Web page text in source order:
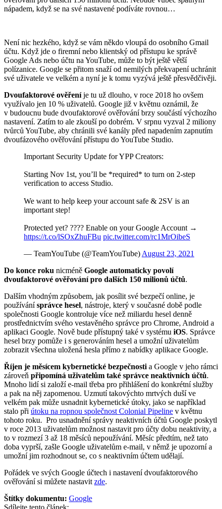
nápadem, když se na své nastavené podíváte rovnou…
Není nic hezkého, když se vám někdo vloupá do osobního Gmail
účtu. Když jde o firemní nebo klientský od přístupu ke správě
Google Ads nebo účtu na YouTube, může to být ještě větší
polízanice. Google se přitom snaží od nemilých překvapení uchránit
své uživatele ve velkém a nyní je k tomu vyzývá ještě přesvědčivěji.
Dvoufaktorové ověřeníje tu už dlouho, v roce 2018 ho ovšem
využívalo jen 10 % uživatelů. Google již v květnu oznámil, že
v budoucnu bude dvoufaktorové ověřování brzy součástí výchozího
nastavení. Zatím to ale zkouší po dobrém. V srpnu vyzval 2 miliony
tvůrců YouTube, aby chránili své kanály před napadením zapnutím
dvoufázového ověřování přístupu do YouTube Studio.
Important Security Update for YPP Creators:
Starting Nov 1st, you’ll be *required* to turn on 2-step
verification to access Studio.
We want to help keep your account safe & 2SV is an
important step!
Protected yet? ???? Enable on your Google Account →
https://t.co/lSOxZhuFBu pic.twitter.com/rc1MrOibeS
— TeamYouTube (@TeamYouTube)August 23, 2021
Do konce roku nicméně Google automaticky povolí
dvoufaktorové ověřování pro dalších 150 milionů účtů.
Dalším vhodným způsobem, jak posílit své bezpečí online, je
používánísprávce hesel, nástroje, který v současné době podle
společnosti Google kontroluje více než miliardu hesel denně
prostřednictvím svého vestavěného správce pro Chrome, Android a
aplikaci Google. Nově bude přístupný také v systému iOS. Správce
hesel brzy pomůže i s generováním hesel a umožní uživatelům
zobrazit všechna uložená hesla přímo z nabídky aplikace Google.
Říjen je měsícem kybernetické bezpečnostia Google v jeho rámci
zároveň připomíná uživatelům také správce neaktivních účtů.
Mnoho lidí si založí e-mail třeba pro přihlášení do konkrétní služby
a pak na něj zapomenou. Uzmutí takovýchto mrtvých duší ve
velkém pak může usnadnit kybernetické útoky, jako se například
stalo při útoku na ropnou společnost Colonial Pipeline v květnu
tohoto roku. Pro usnadnění správy neaktivních účtů Google poskytl
v roce 2013 uživatelům možnost nastavit pro účty dobu neaktivity, a
to v rozmezí 3 až 18 měsíců nepoužívání. Měsíc předtím, než tato
doba vyprší, zašle Google uživatelům e-mail, v němž je upozorní a
umožní jim rozhodnout se, co s neaktivním účtem udělají.
Pořádek ve svých Google účtech i nastavení dvoufaktorového
ověřování si můžete nastavitzde.
Štítky dokumentu: Google